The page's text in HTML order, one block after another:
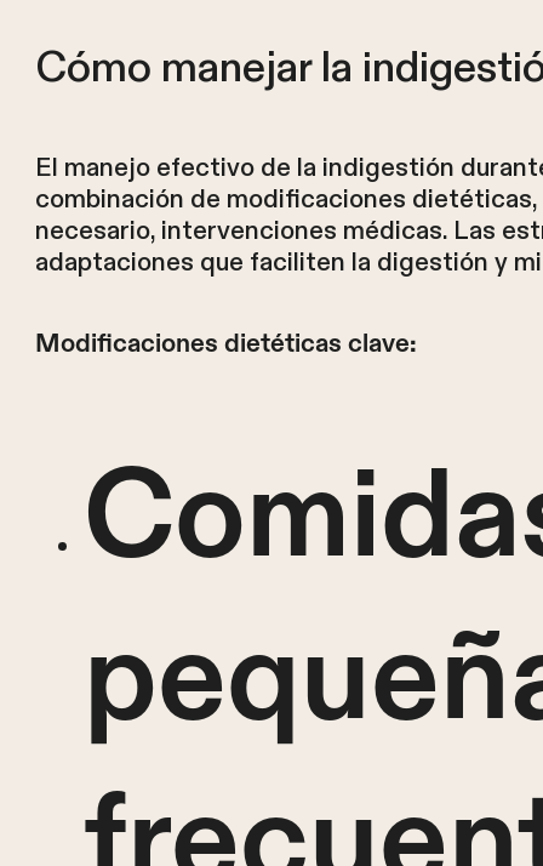
Cómo manejar la
El manejo efectivo de la indigestión
combinación de modificaciones
necesario, intervenciones médicas. Las
adaptaciones que faciliten la digestión y
Modificaciones dietéticas clave: